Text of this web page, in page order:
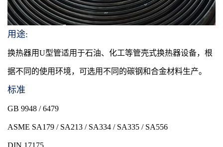
用途:
换热器用U型管适用于石油、化工等管壳式换热器设备，根
据不同的使用环境，可选用不同的碳钢和合金材料生产。
标准
GB 9948 / 6479
ASME SA179 / SA213 / SA334 / SA335 / SA556
DIN 17175